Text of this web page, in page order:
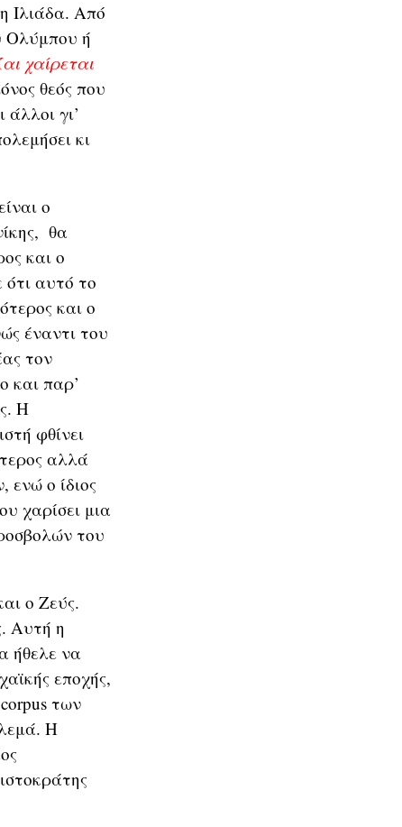
Ιλιάδα. Από
Ολύμπου ή
χαίρεται
θεός που
γι’
κι
ο
θα
και ο
αυτό το
και ο
έναντι του
τον
και παρ’
Η
φθίνει
αλλά
ενώ ο ίδιος
χαρίσει μια
του
ο Ζεύς.
Αυτή η
ήθελε να
εποχής,
των
Η